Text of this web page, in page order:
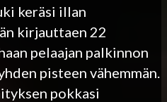
keräsi illan
kirjauttaen 22
pelaajan palkinnon
pisteen vähemmän.
pokkasi